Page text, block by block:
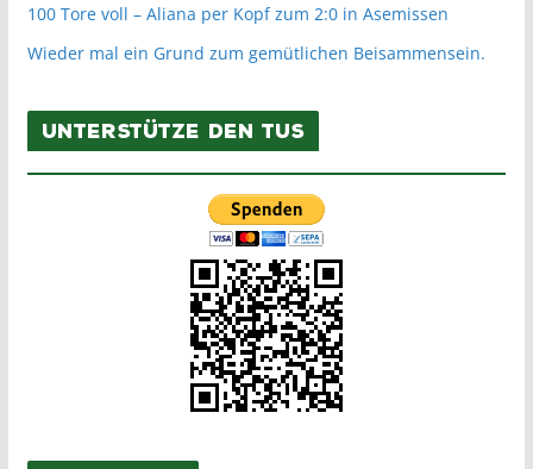
100 Tore voll – Aliana per Kopf zum 2:0 in Asemissen
Wieder mal ein Grund zum gemütlichen Beisammensein.
Unterstütze den TuS